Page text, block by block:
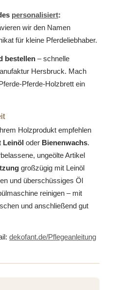
personalisiert:
wir den Namen
für kleine Pferdeliebhaber.
bestellen – schnelle
Hersbruck. Mach
Pferde-Holzbrett ein
Holzprodukt empfehlen
Leinöl oder Bienenwachs.
ungeölte Artikel
großzügig mit Leinöl
und überschüssiges Öl
reinigen – mit
und anschließend gut
dekofant.de/Pflegeanleitung